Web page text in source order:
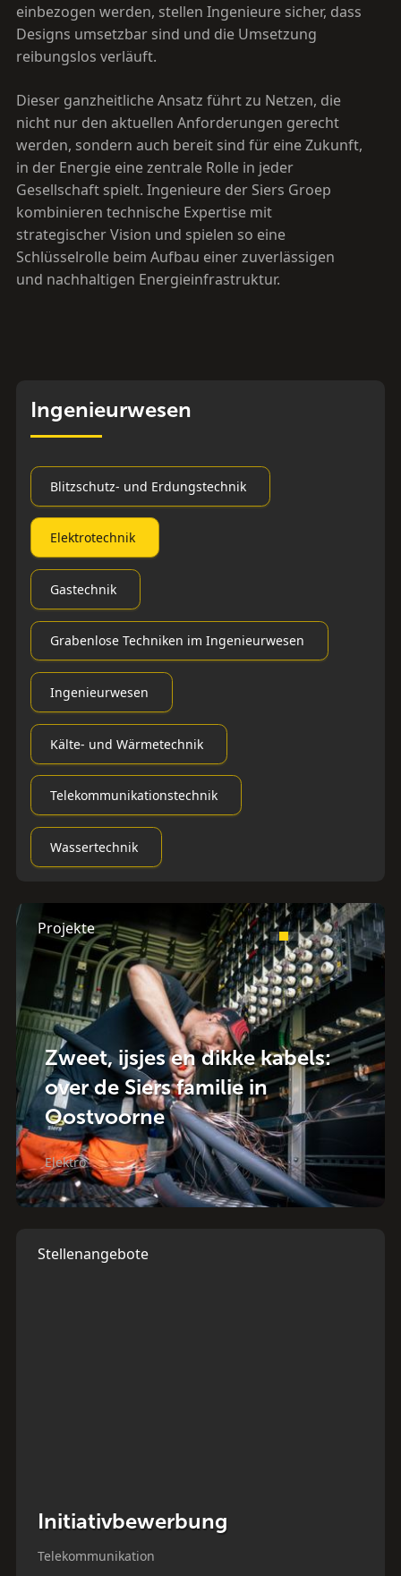
einbezogen werden, stellen Ingenieure sicher, dass
Designs umsetzbar sind und die Umsetzung
reibungslos verläuft.
Dieser ganzheitliche Ansatz führt zu Netzen, die
nicht nur den aktuellen Anforderungen gerecht
werden, sondern auch bereit sind für eine Zukunft,
in der Energie eine zentrale Rolle in jeder
Gesellschaft spielt. Ingenieure der Siers Groep
kombinieren technische Expertise mit
strategischer Vision und spielen so eine
Schlüsselrolle beim Aufbau einer zuverlässigen
und nachhaltigen Energieinfrastruktur.
Ingenieurwesen
Blitzschutz- und Erdungstechnik
Elektrotechnik
Gastechnik
Grabenlose Techniken im Ingenieurwesen
Ingenieurwesen
Kälte- und Wärmetechnik
Telekommunikationstechnik
Wassertechnik
Projekte
Zweet, ijsjes en dikke kabels:
over de Siers familie in
Oostvoorne
Elektro
Stellenangebote
Initiativbewerbung
Telekommunikation